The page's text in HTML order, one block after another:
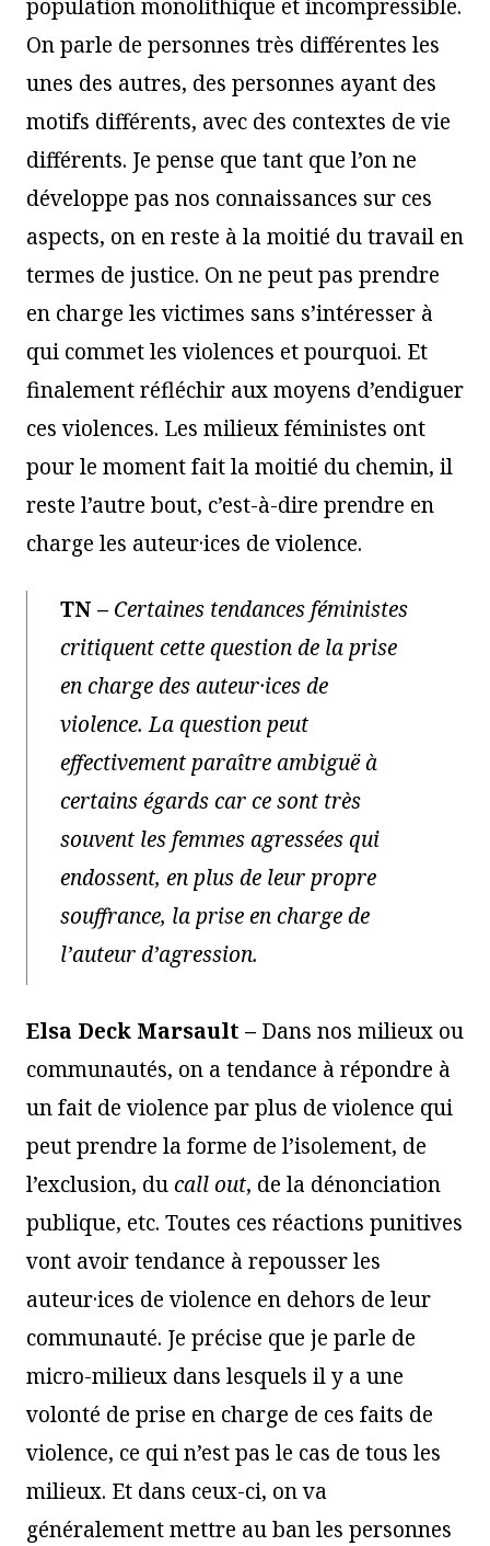
population monolithique et incompressible.
On parle de personnes très différentes les
unes des autres, des personnes ayant des
motifs différents, avec des contextes de vie
différents. Je pense que tant que l’on ne
développe pas nos connaissances sur ces
aspects, on en reste à la moitié du travail en
termes de justice. On ne peut pas prendre
en charge les victimes sans s’intéresser à
qui commet les violences et pourquoi. Et
finalement réfléchir aux moyens d’endiguer
ces violences. Les milieux féministes ont
pour le moment fait la moitié du chemin, il
reste l’autre bout, c’est-à-dire prendre en
charge les auteur·ices de violence.
TN – Certaines tendances féministes
critiquent cette question de la prise
en charge des auteur·ices de
violence. La question peut
effectivement paraître ambiguë à
certains égards car ce sont très
souvent les femmes agressées qui
endossent, en plus de leur propre
souffrance, la prise en charge de
l’auteur d’agression.
Elsa Deck Marsault – Dans nos milieux ou
communautés, on a tendance à répondre à
un fait de violence par plus de violence qui
peut prendre la forme de l’isolement, de
l’exclusion, ducall out, de la dénonciation
publique, etc. Toutes ces réactions punitives
vont avoir tendance à repousser les
auteur·ices de violence en dehors de leur
communauté. Je précise que je parle de
micro-milieux dans lesquels il y a une
volonté de prise en charge de ces faits de
violence, ce qui n’est pas le cas de tous les
milieux. Et dans ceux-ci, on va
généralement mettre au ban les personnes